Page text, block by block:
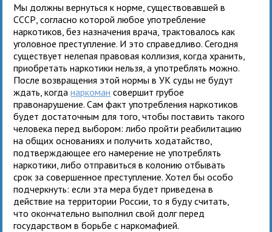
Мы должны вернуться к норме, существовавшей в
СССР, согласно которой любое употребление
наркотиков, без назначения врача, трактовалось как
уголовное преступление. И это справедливо. Сегодня
существует нелепая правовая коллизия, когда хранить,
приобретать наркотики нельзя, а употреблять можно.
После возвращения этой нормы в УК суды не будут
ждать, когданаркоман совершит грубое
правонарушение. Сам факт употребления наркотиков
будет достаточным для того, чтобы поставить такого
человека перед выбором: либо пройти реабилитацию
на общих основаниях и получить ходатайство,
подтверждающее его намерение не употреблять
наркотики, либо отправиться в колонию отбывать
срок за совершенное преступление. Хотел бы особо
подчеркнуть: если эта мера будет приведена в
действие на территории России, то я буду считать,
что окончательно выполнил свой долг перед
государством в борьбе с наркомафией.